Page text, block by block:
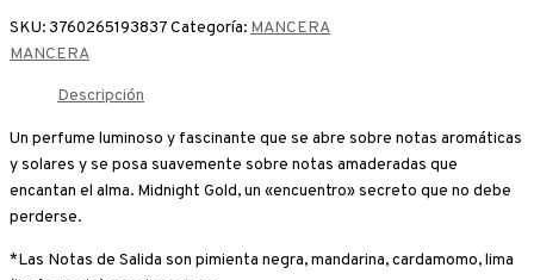
SKU:3760265193837Categoría: MANCERA
MANCERA
Descripción
Un perfume luminoso y fascinante que se abre sobre notas aromáticas
y solares y se posa suavemente sobre notas amaderadas que
encantan el alma. Midnight Gold, un «encuentro» secreto que no debe
perderse.
*Las Notas de Salida son pimienta negra, mandarina, cardamomo, lima